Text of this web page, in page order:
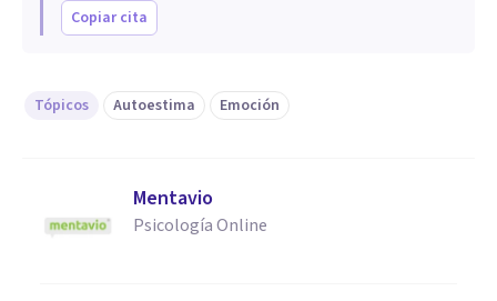
Copiar cita
Tópicos Autoestima Emoción
Mentavio
Psicología Online